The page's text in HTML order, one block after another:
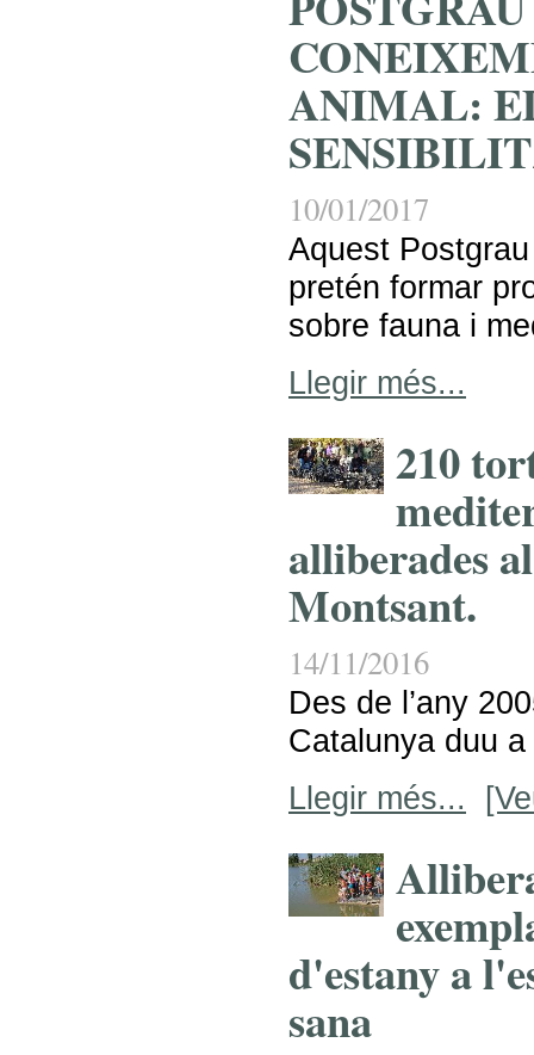
ANIMAL:
10/01/2017
Aquest
pretén formar
sobre fauna i
Llegir més...
210
alliberades
Montsant.
14/11/2016
Des de l’any
Catalunya duu
Llegir més...
d'estany a
sana